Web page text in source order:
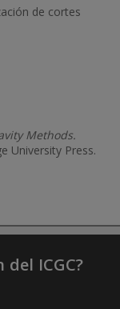
de cortes
Methods.
University Press.
ICGC?